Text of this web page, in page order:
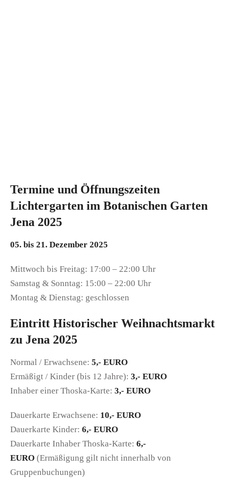
Termine und Öffnungszeiten
Lichtergarten im Botanischen Garten
Jena 2025
05. bis 21. Dezember 2025
Mittwoch bis Freitag: 17:00 – 22:00 Uhr
Samstag & Sonntag: 15:00 – 22:00 Uhr
Montag & Dienstag: geschlossen
Eintritt Historischer Weihnachtsmarkt
zu Jena 2025
Normal / Erwachsene: 5,- EURO
Ermäßigt / Kinder (bis 12 Jahre): 3,- EURO
Inhaber einer Thoska-Karte: 3,- EURO
Dauerkarte Erwachsene: 10,- EURO
Dauerkarte Kinder: 6,- EURO
Dauerkarte Inhaber Thoska-Karte: 6,-
EURO (Ermäßigung gilt nicht innerhalb von
Gruppenbuchungen)